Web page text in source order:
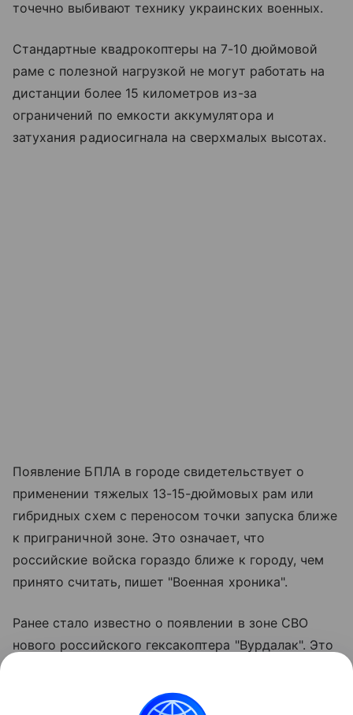
точечно выбивают технику украинских военных.
Стандартные квадрокоптеры на 7-10 дюймовой
раме с полезной нагрузкой не могут работать на
дистанции более 15 километров из-за
ограничений по емкости аккумулятора и
затухания радиосигнала на сверхмалых высотах.
Появление БПЛА в городе свидетельствует о
применении тяжелых 13-15-дюймовых рам или
гибридных схем с переносом точки запуска ближе
к приграничной зоне. Это означает, что
российские войска гораздо ближе к городу, чем
принято считать, пишет "Военная хроника".
Ранее стало известно о появлении в зоне СВО
нового российского гексакоптера "Вурдалак". Это
дрона, при ее создании упор делался на качества:
более других нужные на передовой: простоту,